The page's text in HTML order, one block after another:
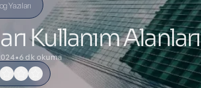
Yazıları
Kullanım Alanları
•6 dk okuma